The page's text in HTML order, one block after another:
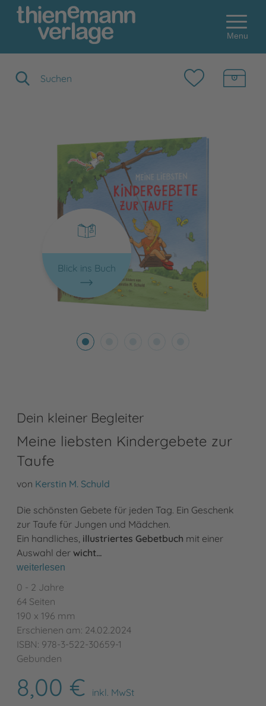
Menu
Blick ins Buch
Dein kleiner Begleiter
Meine liebsten Kindergebete zur
Taufe
von Kerstin M. Schuld
Die schönsten Gebete für jeden Tag. Ein Geschenk
zur Taufe für Jungen und Mädchen.
Ein handliches, illustriertes Gebetbuch mit einer
Auswahl der wicht…
weiterlesen
0 - 2 Jahre
64 Seiten
190 x 196 mm
Erschienen am: 24.02.2024
ISBN: 978-3-522-30659-1
Gebunden
8,00 €
inkl. MwSt